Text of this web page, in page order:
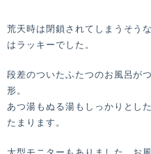
荒天時は閉鎖されてしまうそう
はラッキーでした。
段差のついたふたつのお風呂が
形。
あつ湯もぬる湯もしっかりとし
たまります。